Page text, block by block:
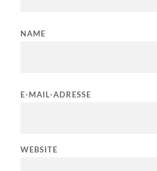
NAME
E-MAIL-ADRESSE
WEBSITE